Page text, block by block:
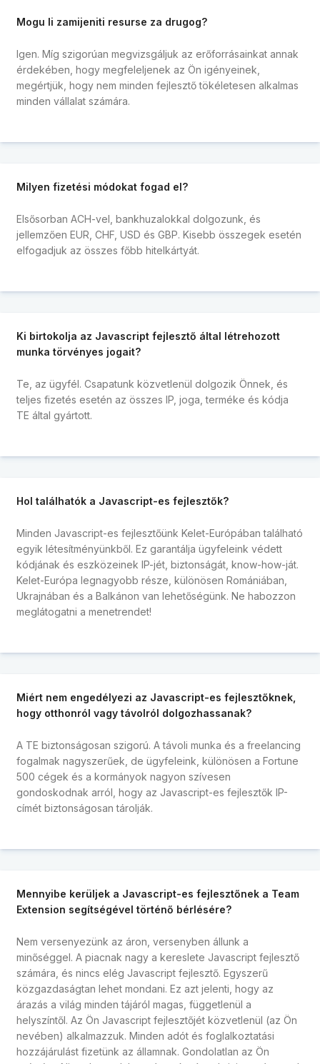
Mogu li zamijeniti resurse za drugog?
Igen. Míg szigorúan megvizsgáljuk az erőforrásainkat annak
érdekében, hogy megfeleljenek az Ön igényeinek,
megértjük, hogy nem minden fejlesztő tökéletesen alkalmas
minden vállalat számára.
Milyen fizetési módokat fogad el?
Elsősorban ACH-vel, bankhuzalokkal dolgozunk, és
jellemzően EUR, CHF, USD és GBP. Kisebb összegek esetén
elfogadjuk az összes főbb hitelkártyát.
Ki birtokolja az Javascript fejlesztő által létrehozott
munka törvényes jogait?
Te, az ügyfél. Csapatunk közvetlenül dolgozik Önnek, és
teljes fizetés esetén az összes IP, joga, terméke és kódja
TE által gyártott.
Hol találhatók a Javascript-es fejlesztők?
Minden Javascript-es fejlesztőünk Kelet-Európában található
egyik létesítményünkből. Ez garantálja ügyfeleink védett
kódjának és eszközeinek IP-jét, biztonságát, know-how-ját.
Kelet-Európa legnagyobb része, különösen Romániában,
Ukrajnában és a Balkánon van lehetőségünk. Ne habozzon
meglátogatni a menetrendet!
Miért nem engedélyezi az Javascript-es fejlesztőknek,
hogy otthonról vagy távolról dolgozhassanak?
A TE biztonságosan szigorú. A távoli munka és a freelancing
fogalmak nagyszerűek, de ügyfeleink, különösen a Fortune
500 cégek és a kormányok nagyon szívesen
gondoskodnak arról, hogy az Javascript-es fejlesztők IP-
címét biztonságosan tárolják.
Mennyibe kerüljek a Javascript-es fejlesztőnek a Team
Extension segítségével történő bérlésére?
Nem versenyezünk az áron, versenyben állunk a
minőséggel. A piacnak nagy a kereslete Javascript fejlesztő
számára, és nincs elég Javascript fejlesztő. Egyszerű
közgazdaságtan lehet mondani. Ez azt jelenti, hogy az
árazás a világ minden tájáról magas, függetlenül a
helyszíntől. Az Ön Javascript fejlesztőjét közvetlenül (az Ön
nevében) alkalmazzuk. Minden adót és foglalkoztatási
hozzájárulást fizetünk az államnak. Gondolatlan az Ön